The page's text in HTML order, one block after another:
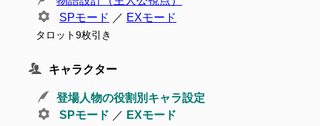
SPモード ／ EXモード
タロット9枚引き
キャラクター
登場人物の役割別キャラ設定
SPモード ／ EXモード